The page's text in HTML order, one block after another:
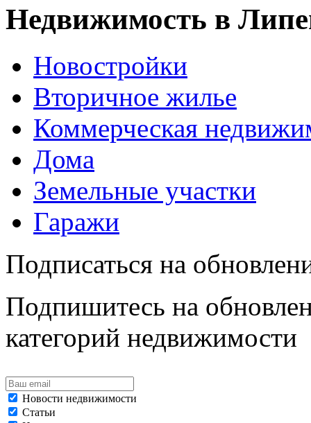
Недвижимость в
Новостройки
Вторичное жилье
Коммерческая
Дома
Земельные участки
Гаражи
Подписаться на
Подпишитесь на
категорий недвижимости
Новости недвижимости
Статьи